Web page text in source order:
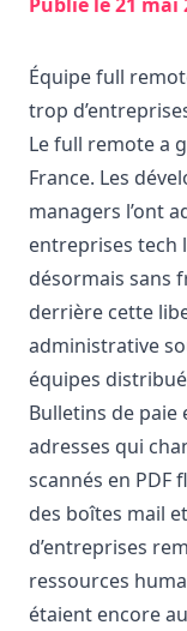
Équipe full
trop
Le full remote a
France. Les
managers l’ont
entreprises tech
désormais sans
derrière cette
administrative
équipes
Bulletins de paie
adresses qui
scannés en PDF
des boîtes mail
d’entreprises
ressources
étaient encore